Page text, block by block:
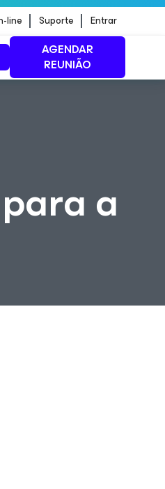
line Suporte Entrar
AGENDAR
REUNIÃO
a